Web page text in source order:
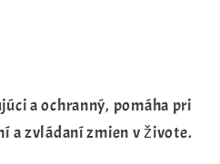
a ochranný, pomáha pri
a zvládaní zmien v živote.